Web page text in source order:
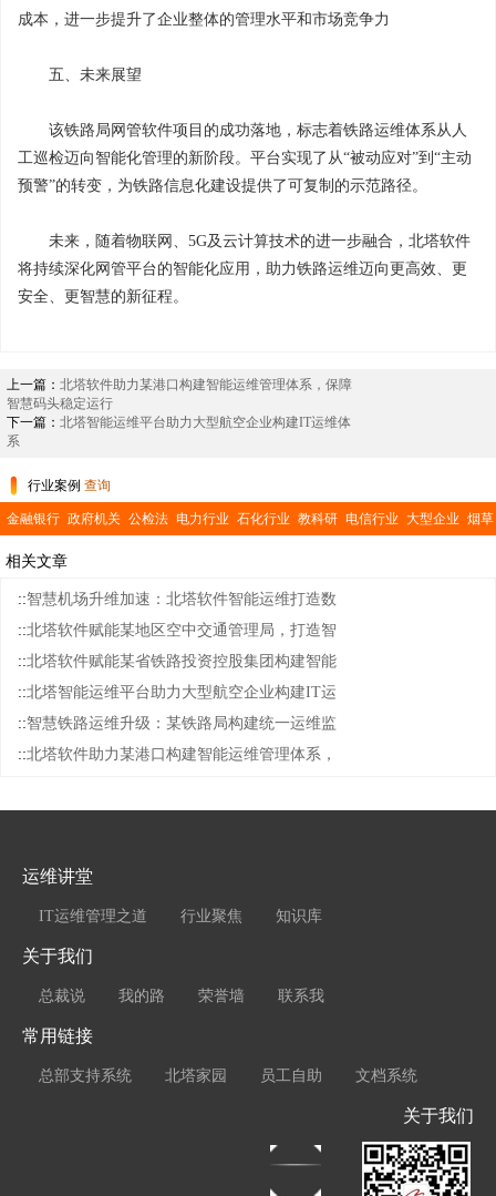
成本，进一步提升了企业整体的管理水平和市场竞争力
五、未来展望
该铁路局网管软件项目的成功落地，标志着铁路运维体系从人
工巡检迈向智能化管理的新阶段。平台实现了从“被动应对”到“主动
预警”的转变，为铁路信息化建设提供了可复制的示范路径。
未来，随着物联网、5G及云计算技术的进一步融合，北塔软件
将持续深化网管平台的智能化应用，助力铁路运维迈向更高效、更
安全、更智慧的新征程。
上一篇： 北塔软件助力某港口构建智能运维管理体系，保障
智慧码头稳定运行
下一篇： 北塔智能运维平台助力大型航空企业构建IT运维体
系
行业案例 查询
金融银行 政府机关 公检法 电力行业 石化行业 教科研 电信行业 大型企业 烟草
相关文章
::智慧机场升维加速：北塔软件智能运维打造数
::北塔软件赋能某地区空中交通管理局，打造智
::北塔软件赋能某省铁路投资控股集团构建智能
::北塔智能运维平台助力大型航空企业构建IT运
::智慧铁路运维升级：某铁路局构建统一运维监
::北塔软件助力某港口构建智能运维管理体系，
运维讲堂
IT运维管理之道 行业聚焦 知识库
关于我们
总裁说 我的路 荣誉墙 联系我
常用链接
总部支持系统 北塔家园 员工自助 文档系统
关于我们